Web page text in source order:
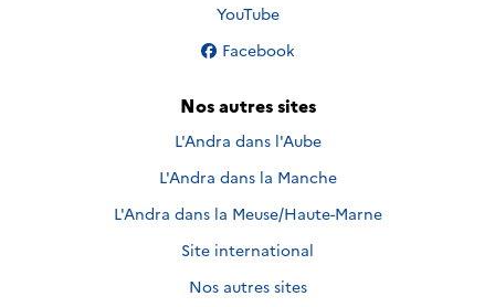
Nous suivre sur
YouTube
Nous suivre sur
Facebook
Nos autres sites
L'Andra dans l'Aube
L'Andra dans la Manche
L'Andra dans la Meuse/Haute-Marne
Site international
Nos autres sites